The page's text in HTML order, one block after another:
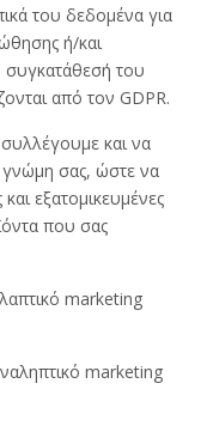
του δεδομένα για
ή/και
συγκατάθεσή του
από τον GDPR.
και να
γνώμη σας, ώστε να
εξατομικευμένες
που σας
marketing
marketing